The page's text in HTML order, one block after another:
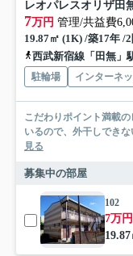
レオパレスオリザ田
7万円 管理/共益費
19.87㎡ (1K) /築17年 /
西武新宿線「田無」
駐輪場 インターネ
こだわりポイント満載
いるので、外干しでき
見る
募集中の部屋
102
7万円